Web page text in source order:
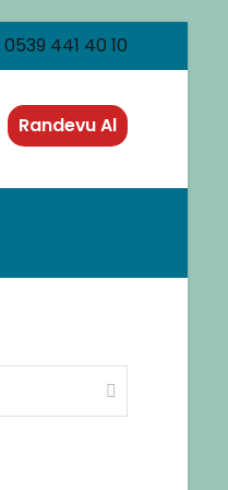
0539 441 40 10
Randevu Al